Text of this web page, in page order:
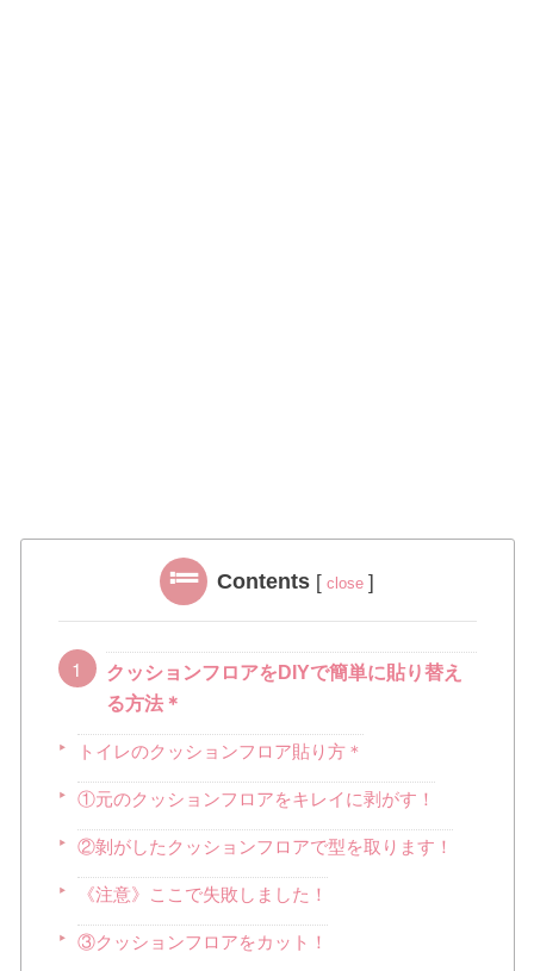
Contents [ close ]
クッションフロアをDIYで簡単に貼り替え
る方法＊
トイレのクッションフロア貼り方＊
①元のクッションフロアをキレイに剥がす！
②剝がしたクッションフロアで型を取ります！
《注意》ここで失敗しました！
③クッションフロアをカット！